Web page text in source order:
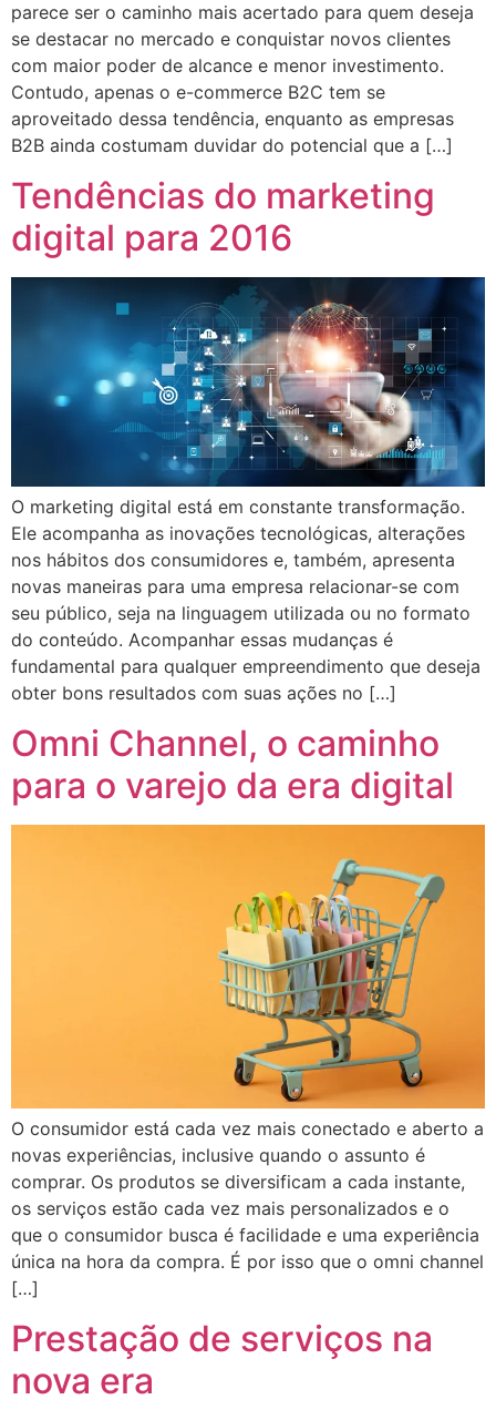
parece ser o caminho mais acertado para quem deseja
se destacar no mercado e conquistar novos clientes
com maior poder de alcance e menor investimento.
Contudo, apenas o e-commerce B2C tem se
aproveitado dessa tendência, enquanto as empresas
B2B ainda costumam duvidar do potencial que a […]
Tendências do marketing
digital para 2016
O marketing digital está em constante transformação.
Ele acompanha as inovações tecnológicas, alterações
nos hábitos dos consumidores e, também, apresenta
novas maneiras para uma empresa relacionar-se com
seu público, seja na linguagem utilizada ou no formato
do conteúdo. Acompanhar essas mudanças é
fundamental para qualquer empreendimento que deseja
obter bons resultados com suas ações no […]
Omni Channel, o caminho
para o varejo da era digital
O consumidor está cada vez mais conectado e aberto a
novas experiências, inclusive quando o assunto é
comprar. Os produtos se diversificam a cada instante,
os serviços estão cada vez mais personalizados e o
que o consumidor busca é facilidade e uma experiência
única na hora da compra. É por isso que o omni channel
[…]
Prestação de serviços na
nova era